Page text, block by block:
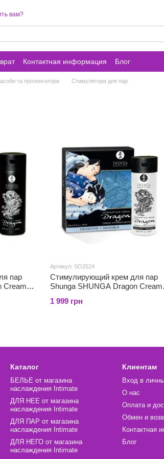
вам?
Контактная информация Блог
та пролонгатори Стимулятори для пар
пар
Cream
Артикул: SO2524
Стимулирующий крем для пар
Shunga SHUNGA Dragon Cream
эффект
1 999 грн
Каталог
БЕЛЬЕ от магазина
наслаждения Intimate
ДЛЯ НЕЕ от магазина
наслаждения Intimate
ДЛЯ ПАР от магазина
наслаждения Intimate
ДЛЯ НЕГО от магазина
наслаждения Intimate
Клиентам
Вход в
О нас
Оплата и
Обмен и
Контактная
Блог